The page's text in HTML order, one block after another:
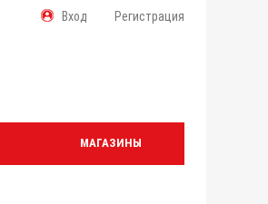
Вход Регистрация
МАГАЗИНЫ